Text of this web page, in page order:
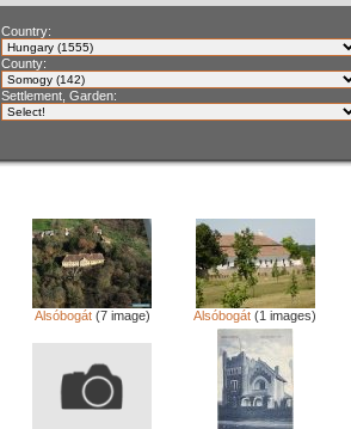
Country:
County:
Settlement, Garden:
Alsóbogát(7 image) Alsóbogát (1 images)